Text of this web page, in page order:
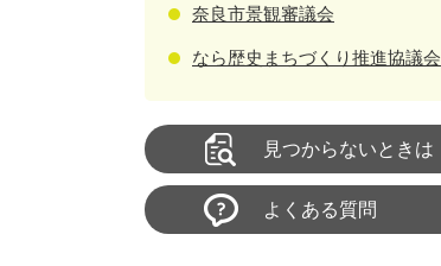
奈良市景観審議会
なら歴史まちづくり推進協議会
見つからないときは
よくある質問